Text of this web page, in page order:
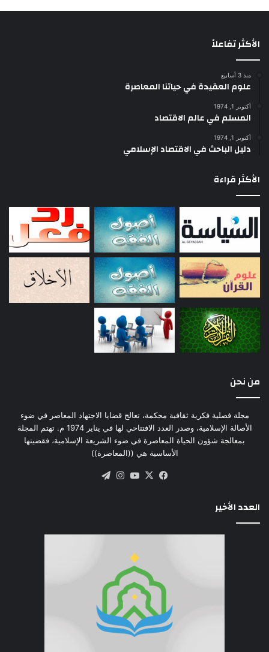
الأكثر تفاعلاً
منذ 3 أسابيع
علوم العقيدة في حياتنا المعاصرة
أكتوبر 1, 1974
المسلم في عالم الاقتصاد
أكتوبر 1, 1974
دليل الباحث في الاقتصاد الإسلامي
الأكثر قراءة
من نحن
مجلة فصلية فكرية ثقافية محكمة، تعالج قضايا الاجتهاد المعاصر في ضوء
الأصالة الإسلامية، وصدر العدد الافتتاحي لها في يناير 1974 م. تهتم المجلة
بمعالجة شؤون الحياة المعاصرة في ضوء الشريعة الإسلامية، فقضيتها
الأساسية هي ((المعاصرة))
فيسبوك
‫X
‫YouTube
انستقرام
العدد الأخير